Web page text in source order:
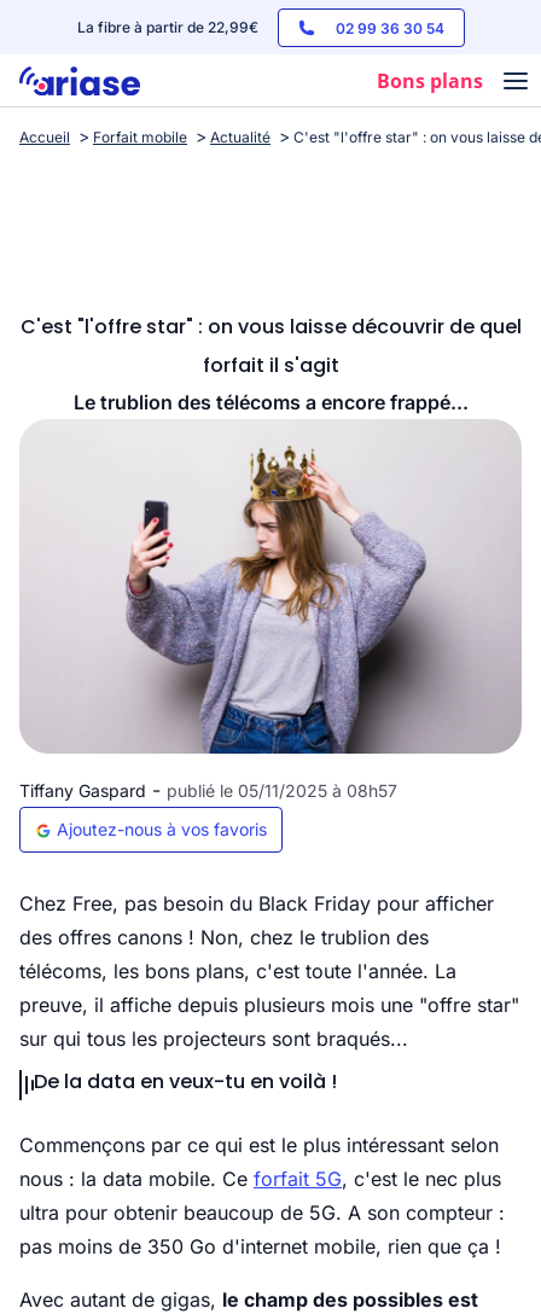
La fibre à partir de 22,99€ 02 99 36 30 54
Bons plans
Box internet
Streaming
Accueil Forfait mobile Actualité C'est "l'offre star" : on vous laisse
C'est "l'offre star" : on vous laisse découvrir de quel
forfait il s'agit
Le trublion des télécoms a encore frappé...
Tiffany Gaspard - publié le 05/11/2025 à 08h57
Ajoutez-nous à vos favoris
Chez Free, pas besoin du Black Friday pour afficher
des offres canons ! Non, chez le trublion des
télécoms, les bons plans, c'est toute l'année. La
preuve, il affiche depuis plusieurs mois une "offre star"
sur qui tous les projecteurs sont braqués...
De la data en veux-tu en voilà !
Commençons par ce qui est le plus intéressant selon
nous : la data mobile. Ce forfait 5G, c'est le nec plus
ultra pour obtenir beaucoup de 5G. A son compteur :
pas moins de 350 Go d'internet mobile, rien que ça !
Avec autant de gigas, le champ des possibles est